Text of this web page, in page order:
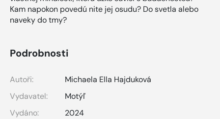
Kam napokon povedú nite jej osudu? Do svetla alebo
naveky do tmy?
Podrobnosti
Autoři:
Michaela Ella Hajduková
Vydavatel:
Motýľ
Vydáno:
2024